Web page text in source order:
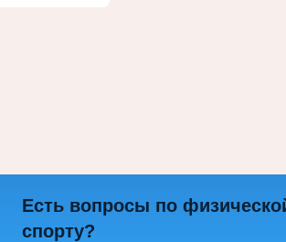
Есть вопросы по
спорту?